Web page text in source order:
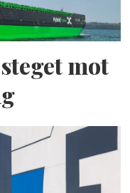
mot